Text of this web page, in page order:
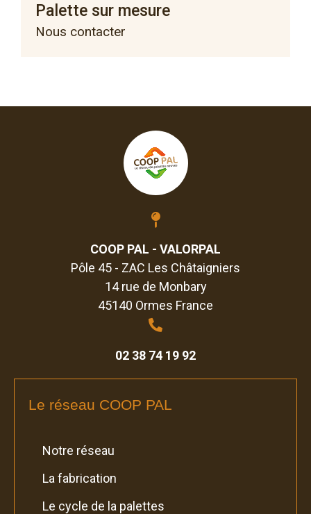
Palette sur mesure
Nous contacter
COOP PAL - VALORPAL
Pôle 45 - ZAC Les Châtaigniers
14 rue de Monbary
45140 Ormes France
02 38 74 19 92
Le réseau COOP PAL
Notre réseau
La fabrication
Le cycle de la palettes